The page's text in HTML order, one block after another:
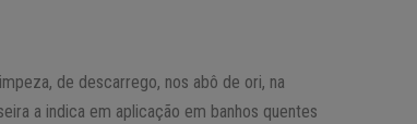
de descarrego, nos abô de ori, na
a indica em aplicação em banhos quentes